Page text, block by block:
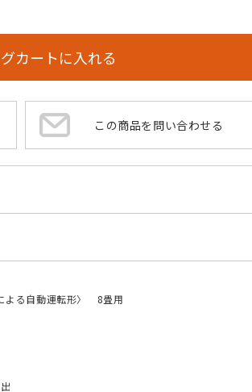
この商品を問い合わせる
よる自動運転形〉 8畳用